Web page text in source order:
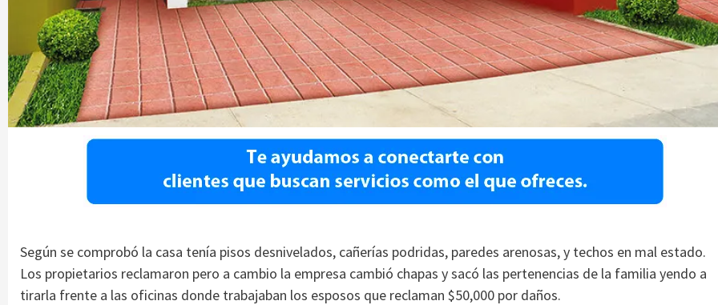
Según se comprobó la casa tenía pisos desnivelados, cañerías podridas, paredes arenosas, y techos en mal estado.
Los propietarios reclamaron pero a cambio la empresa cambió chapas y sacó las pertenencias de la familia yendo a
tirarla frente a las oficinas donde trabajaban los esposos que reclaman $50,000 por daños.